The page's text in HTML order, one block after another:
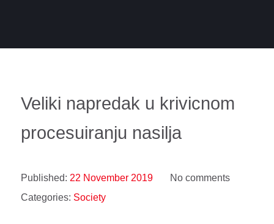
Veliki napredak u krivicnom
procesuiranju nasilja
Published: 22 November 2019
No comments
Categories: Society